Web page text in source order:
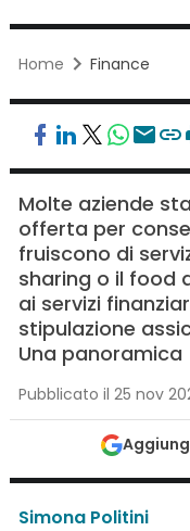
Home Finance
Molte aziende
offerta per
fruiscono di
sharing o il food
ai servizi
stipulazione
Una panoramica
Pubblicato il 25 nov
Simona Politini